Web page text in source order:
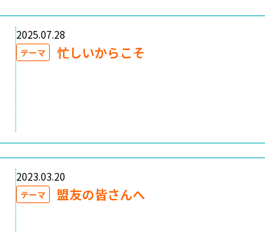
2025.07.28
テーマ 忙しいからこそ
2023.03.20
テーマ 盟友の皆さんへ